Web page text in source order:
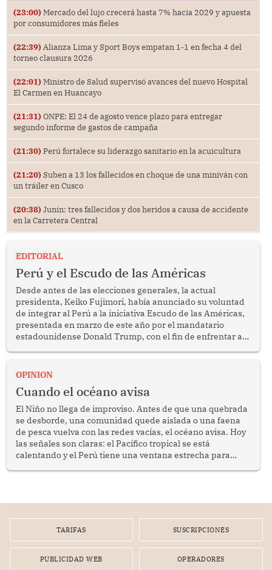
(23:00) Mercado del lujo crecerá hasta 7% hacia 2029 y apuesta
por consumidores más fieles
(22:39) Alianza Lima y Sport Boys empatan 1-1 en fecha 4 del
torneo clausura 2026
(22:01) Ministro de Salud supervisó avances del nuevo Hospital
El Carmen en Huancayo
(21:31) ONPE: El 24 de agosto vence plazo para entregar
segundo informe de gastos de campaña
(21:30) Perú fortalece su liderazgo sanitario en la acuicultura
(21:20) Suben a 13 los fallecidos en choque de una miniván con
un tráiler en Cusco
(20:38) Junín: tres fallecidos y dos heridos a causa de accidente
en la Carretera Central
EDITORIAL
Perú y el Escudo de las Américas
Desde antes de las elecciones generales, la actual
presidenta, Keiko Fujimori, había anunciado su voluntad
de integrar al Perú a la iniciativa Escudo de las Américas,
presentada en marzo de este año por el mandatario
estadounidense Donald Trump, con el fin de enfrentar al
OPINION
Cuando el océano avisa
El Niño no llega de improviso. Antes de que una quebrada
se desborde, una comunidad quede aislada o una faena
de pesca vuelva con las redes vacías, el océano avisa. Hoy
las señales son claras: el Pacífico tropical se está
calentando y el Perú tiene una ventana estrecha para
TARIFAS SUSCRIPCIONES
PUBLICIDAD WEB OPERADORES